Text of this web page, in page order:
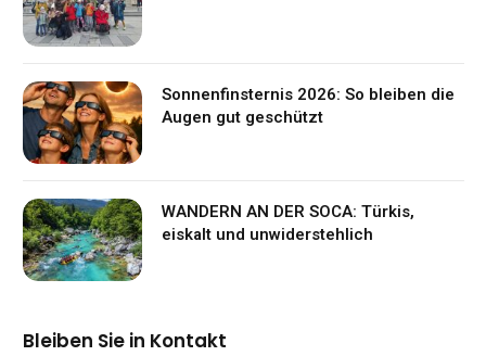
Sonnenfinsternis 2026: So bleiben die
Augen gut geschützt
WANDERN AN DER SOCA: Türkis,
eiskalt und unwiderstehlich
Bleiben Sie in Kontakt